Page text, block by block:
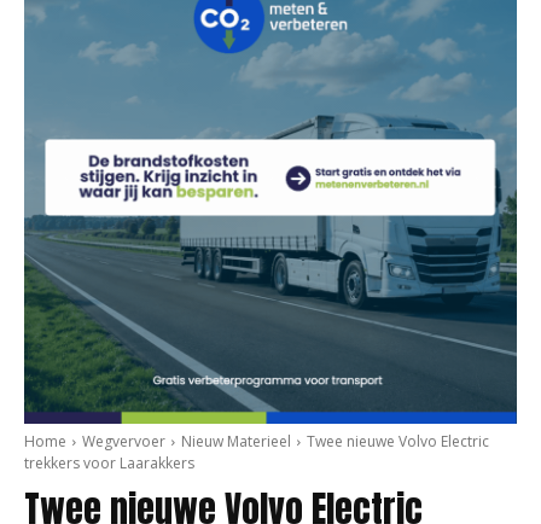
Home Wegvervoer Nieuw Materieel
Twee nieuwe Volvo Electric
trekkers voor Laarakkers
Twee nieuwe Volvo Electric